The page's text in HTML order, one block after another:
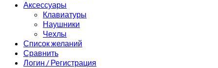
Аксессуары
Клавиатуры
Наушники
Чехлы
Список желаний
Сравнить
Логин / Регистрация